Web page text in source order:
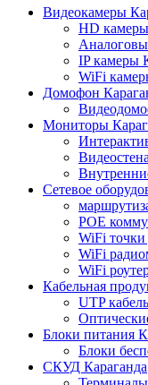
Видеокамеры
HD
IP камеры
WiFi
Домофон
Мониторы
Сетевое
POE
WiFi точки
WiFi
WiFi
Кабельная
UTP
Блоки питания
Блоки
СКУД Караганда